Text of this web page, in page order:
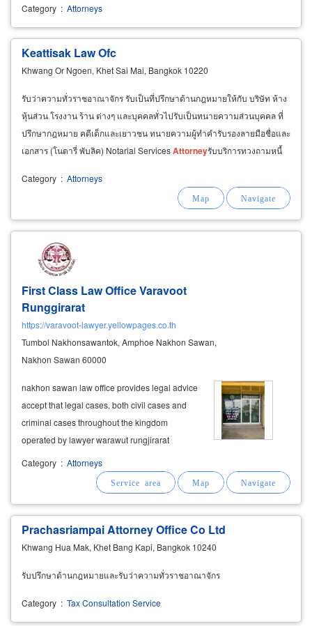
Category : Attorneys
Keattisak Law Ofc
Khwang Or Ngoen, Khet Sai Mai, Bangkok 10220
รับว่าความทั่วราชอาณาจักร รับเป็นที่ปรึกษาด้านกฎหมายให้กับ บริษัท ห้าง
หุ้นส่วน โรงงาน ร้าน ต่างๆ และบุคคลทั่วไปรับเป็นทนายความส่วนบุคคล ที่
ปรึกษากฎหมาย คดีเด็กและเยาวชน ทนายความผู้ทำคำรับรองลายมือชื่อและ
เอกสาร (โนตารี่ พับลิค) Notarial ServicesAttorneyรับบริการทวงถามหนี้
Category : Attorneys
First Class Law Office Varavoot
Runggirarat
https://varavoot-lawyer.yellowpages.co.th
Tumbol Nakhonsawantok, Amphoe Nakhon Sawan,
Nakhon Sawan 60000
nakhon sawan law office provides legal advice
accept that legal cases, both civil cases and
criminal cases throughout the kingdom
operated by lawyer warawut rungjirarat
to be an election inspector for nakhon sawan
province act as a legal adviser, providing
Category : Attorneys
Prachasriampai Attorney Office Co Ltd
Khwang Hua Mak, Khet Bang Kapi, Bangkok 10240
รับปรึกษาด้านกฎหมายและรับว่าความทั่วราชอาณาจักร
Category : Tax Consultation Service